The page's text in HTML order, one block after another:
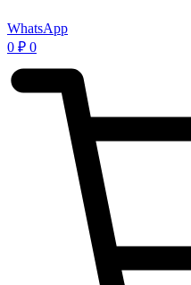
WhatsApp
0 ₽ 0